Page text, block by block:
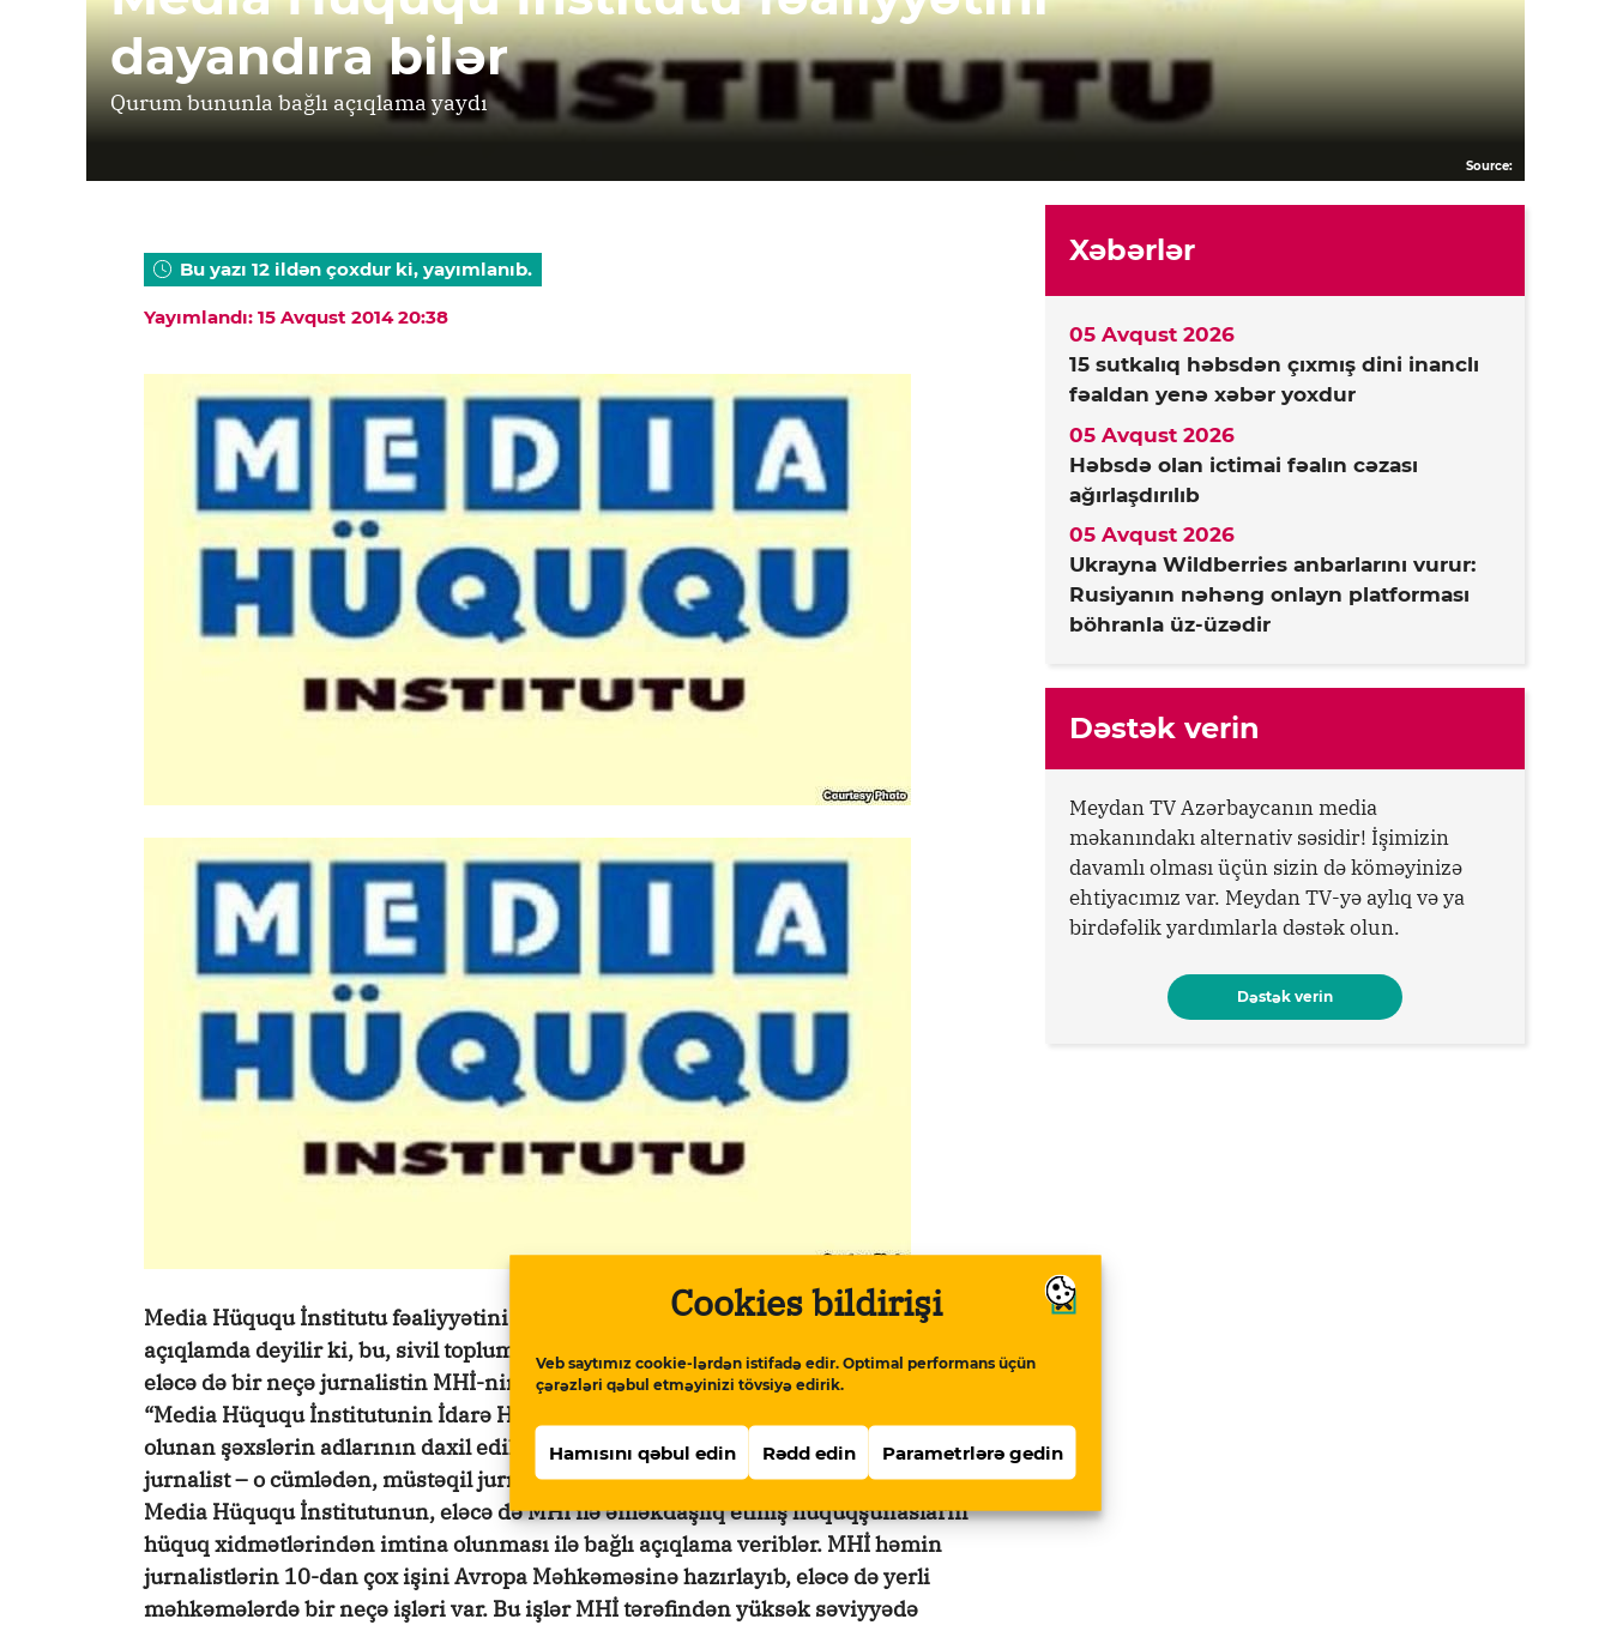
Cookies bildirişi
Veb saytımız cookie-lərdən istifadə edir. Optimal performans üçün
çərəzləri qəbul etməyinizi tövsiyə edirik.
Hamısını qəbul edin Rədd edin Parametrlərə gedin
dayandıra bilər
Qurum bununla bağlı açıqlama yaydı
Source:
Bu yazı 12 ildən çoxdur ki, yayımlanıb.
Yayımlandı: 15 Avqust 2014 20:38
Media Hüququ İnstitutu fəaliyyətini dayandırmaq ərəfəsindədir. Qurumun yaydığı
açıqlamda deyilir ki, bu, sivil toplum quruluşları sahəsindəki son ağır durum və
eləcə də bir neçə jurnalistin MHİ-nin xidmətlərindən imatina etməsi ilə bağlıdır:
“Media Hüququ İnstitutunin İdarə Heyətinin sədri siyasi məhbus olduqları güman
olunan şəxslərin adlarının daxil edildiyi siyahıya imza atmadığından bir neçə
jurnalist – o cümlədən, müstəqil jurnalist Xədicə İsmayılova, Şahvələd Çobanoğlu
Media Hüququ İnstitutunun, eləcə də MHİ ilə əməkdaşlıq etmiş hüquqşunasların
hüquq xidmətlərindən imtina olunması ilə bağlı açıqlama veriblər. MHİ həmin
jurnalistlərin 10-dan çox işini Avropa Məhkəməsinə hazırlayıb, eləcə də yerli
məhkəmələrdə bir neçə işləri var. Bu işlər MHİ tərəfindən yüksək səviyyədə
Xəbərlər
15 sutkalıq həbsdən çıxmış dini inanclı
fəaldan yenə xəbər yoxdur
05 Avqust 2026
Həbsdə olan ictimai fəalın cəzası
ağırlaşdırılıb
05 Avqust 2026
Ukrayna Wildberries anbarlarını vurur:
Rusiyanın nəhəng onlayn platforması
böhranla üz-üzədir
05 Avqust 2026
Dəstək verin
Meydan TV Azərbaycanın media
məkanındakı alternativ səsidir! İşimizin
davamlı olması üçün sizin də köməyinizə
ehtiyacımız var. Meydan TV-yə aylıq və ya
birdəfəlik yardımlarla dəstək olun.
Dəstək verin